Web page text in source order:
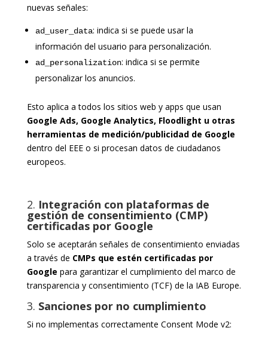
nuevas señales:
ad_user_data: indica si se puede usar la
información del usuario para personalización.
ad_personalization: indica si se permite
personalizar los anuncios.
Esto aplica a todos los sitios web y apps que usan
Google Ads, Google Analytics, Floodlight u otras
herramientas de medición/publicidad de Google
dentro del EEE o si procesan datos de ciudadanos
europeos.
2. Integración con plataformas de
gestión de consentimiento (CMP)
certificadas por Google
Solo se aceptarán señales de consentimiento enviadas
a través de CMPs que estén certificadas por
Google para garantizar el cumplimiento del marco de
transparencia y consentimiento (TCF) de la IAB Europe.
3. Sanciones por no cumplimiento
Si no implementas correctamente Consent Mode v2: